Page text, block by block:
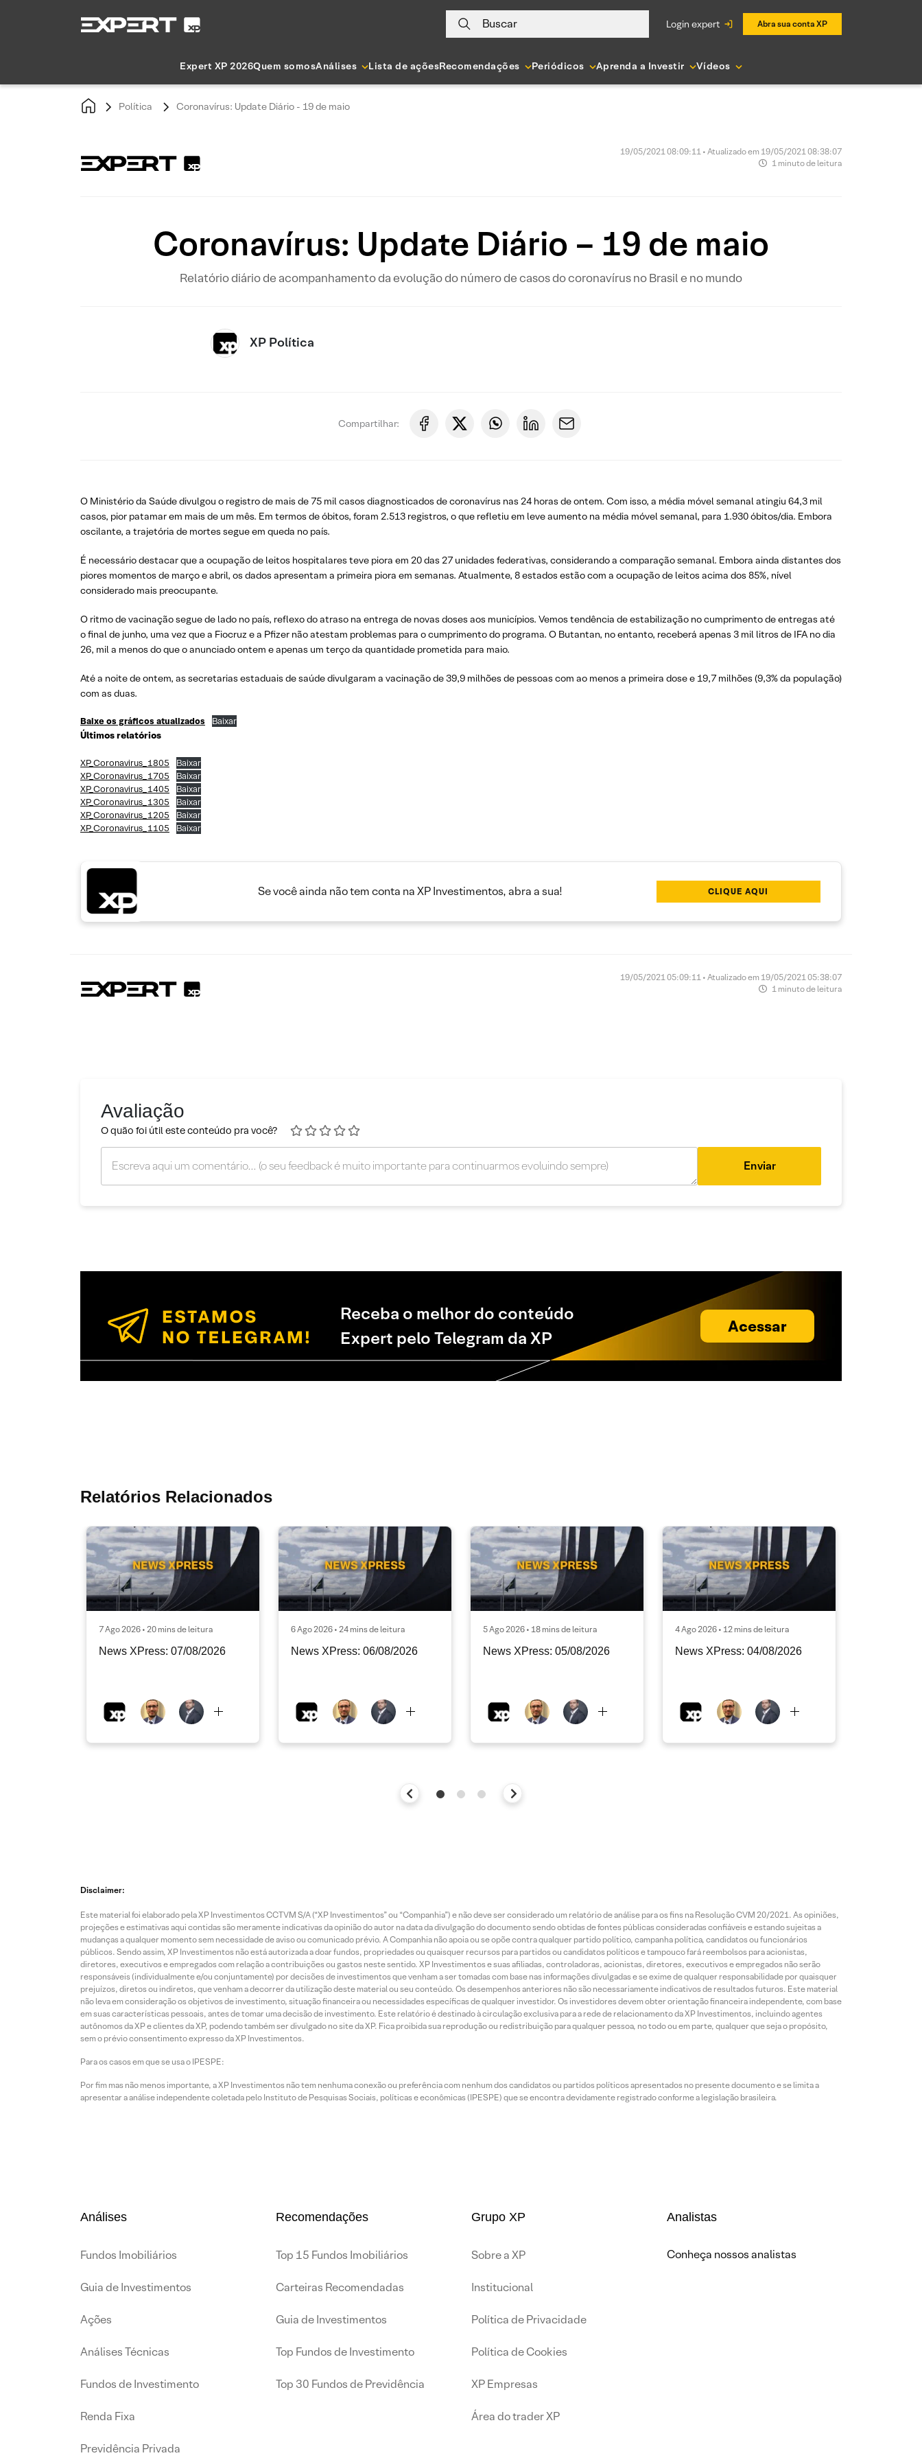
Buscar login expert Abra sua conta XP
Expert XP 2026Quem somosAnálises Lista de açõesRecomendações Periódicos Aprenda a Investir Vídeos
Política Coronavírus: Update Diário - 19 de maio
19/05/2021 08:09:11 • Atualizado em 19/05/2021 08:38:07
1 minuto de leitura
Coronavírus: Update Diário – 19 de maio
Relatório diário de acompanhamento da evolução do número de casos do coronavírus no Brasil e no mundo
XP Política
Compartilhar:
O Ministério da Saúde divulgou o registro de mais de 75 mil casos diagnosticados de coronavírus nas 24 horas de ontem. Com isso, a média móvel semanal atingiu 64,3 mil
casos, pior patamar em mais de um mês. Em termos de óbitos, foram 2.513 registros, o que refletiu em leve aumento na média móvel semanal, para 1.930 óbitos/dia. Embora
oscilante, a trajetória de mortes segue em queda no país.
É necessário destacar que a ocupação de leitos hospitalares teve piora em 20 das 27 unidades federativas, considerando a comparação semanal. Embora ainda distantes dos
piores momentos de março e abril, os dados apresentam a primeira piora em semanas. Atualmente, 8 estados estão com a ocupação de leitos acima dos 85%, nível
considerado mais preocupante.
O ritmo de vacinação segue de lado no país, reflexo do atraso na entrega de novas doses aos municípios. Vemos tendência de estabilização no cumprimento de entregas até
o final de junho, uma vez que a Fiocruz e a Pfizer não atestam problemas para o cumprimento do programa. O Butantan, no entanto, receberá apenas 3 mil litros de IFA no dia
26, mil a menos do que o anunciado ontem e apenas um terço da quantidade prometida para maio.
Até a noite de ontem, as secretarias estaduais de saúde divulgaram a vacinação de 39,9 milhões de pessoas com ao menos a primeira dose e 19,7 milhões (9,3% da população)
com as duas.
Baixe os gráficos atualizados Baixar
Últimos relatórios
XP_Coronavirus_1805
Baixar
XP_Coronavirus_1705
Baixar
XP_Coronavirus_1405
Baixar
XP_Coronavirus_1305
Baixar
XP_Coronavirus_1205
Baixar
XP_Coronavirus_1105
Baixar
Se você ainda não tem conta na XP Investimentos, abra a sua! CLIQUE AQUI
19/05/2021 05:09:11 • Atualizado em 19/05/2021 05:38:07
1 minuto de leitura
Avaliação
O quão foi útil este conteúdo pra você?
Enviar
Receba o melhor do conteúdo
Expert pelo Telegram da XP
Acessar
Relatórios Relacionados
7 Ago 2026 • 20 mins de leitura
News XPress: 07/08/2026
6 Ago 2026 • 24 mins de leitura
News XPress: 06/08/2026
5 Ago 2026 • 18 mins de leitura
News XPress: 05/08/2026
4 Ago 2026 • 12 mins de leitura
News XPress: 04/08/2026
Disclaimer:
Este material foi elaborado pela XP Investimentos CCTVM S/A (“XP Investimentos” ou “Companhia”) e não deve ser considerado um relatório de análise para os fins na Resolução CVM 20/2021. As opiniões,
projeções e estimativas aqui contidas são meramente indicativas da opinião do autor na data da divulgação do documento sendo obtidas de fontes públicas consideradas confiáveis e estando sujeitas a
mudanças a qualquer momento sem necessidade de aviso ou comunicado prévio. A Companhia não apoia ou se opõe contra qualquer partido político, campanha política, candidatos ou funcionários
públicos. Sendo assim, XP Investimentos não está autorizada a doar fundos, propriedades ou quaisquer recursos para partidos ou candidatos políticos e tampouco fará reembolsos para acionistas,
diretores, executivos e empregados com relação a contribuições ou gastos neste sentido. XP Investimentos e suas afiliadas, controladoras, acionistas, diretores, executivos e empregados não serão
responsáveis (individualmente e/ou conjuntamente) por decisões de investimentos que venham a ser tomadas com base nas informações divulgadas e se exime de qualquer responsabilidade por quaisquer
prejuízos, diretos ou indiretos, que venham a decorrer da utilização deste material ou seu conteúdo. Os desempenhos anteriores não são necessariamente indicativos de resultados futuros. Este material
não leva em consideração os objetivos de investimento, situação financeira ou necessidades específicas de qualquer investidor. Os investidores devem obter orientação financeira independente, com base
em suas características pessoais, antes de tomar uma decisão de investimento. Este relatório é destinado à circulação exclusiva para a rede de relacionamento da XP Investimentos, incluindo agentes
autônomos da XP e clientes da XP, podendo também ser divulgado no site da XP. Fica proibida sua reprodução ou redistribuição para qualquer pessoa, no todo ou em parte, qualquer que seja o propósito,
sem o prévio consentimento expresso da XP Investimentos.
Para os casos em que se usa o IPESPE:
Por fim mas não menos importante, a XP Investimentos não tem nenhuma conexão ou preferência com nenhum dos candidatos ou partidos políticos apresentados no presente documento e se limita a
apresentar a análise independente coletada pelo Instituto de Pesquisas Sociais, políticas e econômicas (IPESPE) que se encontra devidamente registrado conforme a legislação brasileira.
Análises
Fundos Imobiliários
Guia de Investimentos
Ações
Análises Técnicas
Fundos de Investimento
Renda Fixa
Previdência Privada
Recomendações
Top 15 Fundos Imobiliários
Carteiras Recomendadas
Guia de Investimentos
Top Fundos de Investimento
Top 30 Fundos de Previdência
Grupo XP
Sobre a XP
Institucional
Política de Privacidade
Política de Cookies
XP Empresas
Área do trader XP
Analistas
Conheça nossos analistas